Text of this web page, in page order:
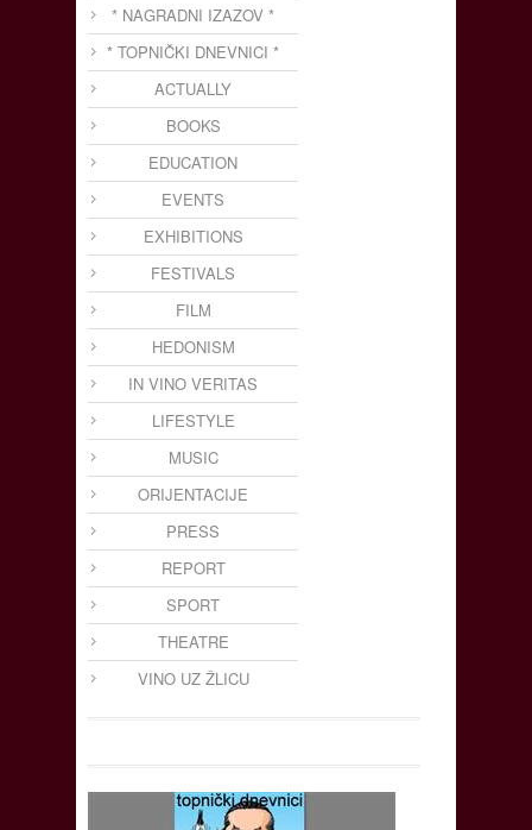
* NAGRADNI IZAZOV *
* TOPNIČKI DNEVNICI *
ACTUALLY
BOOKS
EDUCATION
EVENTS
EXHIBITIONS
FESTIVALS
FILM
HEDONISM
IN VINO VERITAS
LIFESTYLE
MUSIC
ORIJENTACIJE
PRESS
REPORT
SPORT
THEATRE
VINO UZ ŽLICU